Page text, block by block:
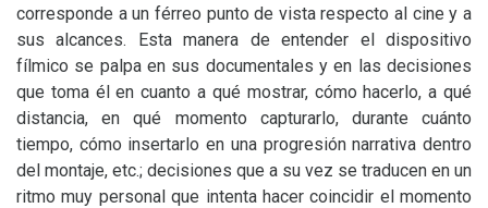
corresponde a un férreo punto de vista respecto al cine y a
sus alcances. Esta manera de entender el dispositivo
fílmico se palpa en sus documentales y en las decisiones
que toma él en cuanto a qué mostrar, cómo hacerlo, a qué
distancia, en qué momento capturarlo, durante cuánto
tiempo, cómo insertarlo en una progresión narrativa dentro
del montaje, etc.; decisiones que a su vez se traducen en un
ritmo muy personal que intenta hacer coincidir el momento